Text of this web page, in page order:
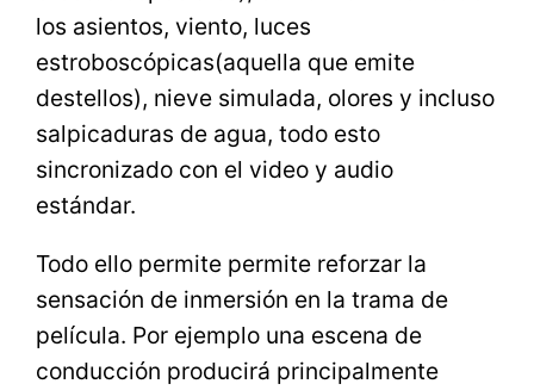
los asientos, viento, luces
estroboscópicas(aquella que emite
destellos), nieve simulada, olores y incluso
salpicaduras de agua, todo esto
sincronizado con el video y audio
estándar.
Todo ello permite permite reforzar la
sensación de inmersión en la trama de
película. Por ejemplo una escena de
conducción producirá principalmente